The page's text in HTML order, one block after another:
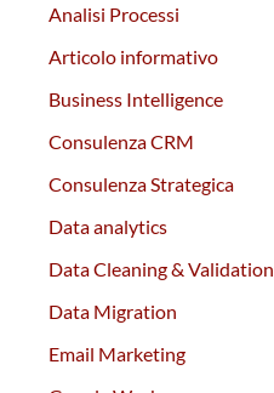
Analisi Processi
Articolo informativo
Business Intelligence
Consulenza CRM
Consulenza Strategica
Data analytics
Data Cleaning & Validation
Data Migration
Email Marketing